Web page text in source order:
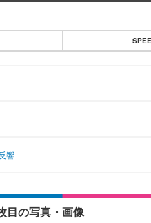
響
目の写真・画像